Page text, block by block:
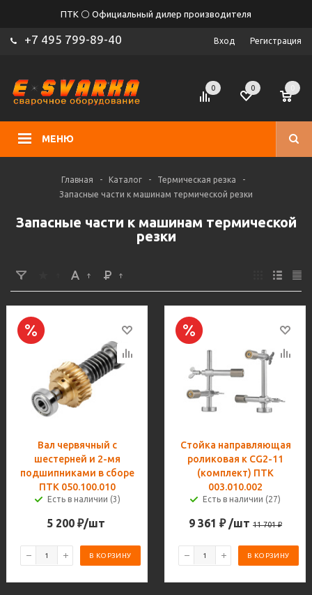
ПТК ⚪ Официальный дилер производителя
+7 495 799-89-40 Вход Регистрация
МЕНЮ
0 0
Главная - Каталог - Термическая резка
-
Запасные части к машинам термической резки
Запасные части к машинам термической
резки
Вал червячный с
шестерней и 2-мя
подшипниками в сборе
ПТК 050.100.010
Есть в наличии (3)
5 200 ₽/шт
В КОРЗИНУ
Стойка направляющая
роликовая к CG2-11
(комплект) ПТК
003.010.002
Есть в наличии (27)
9 361 ₽ /шт 11 701₽
В КОРЗИНУ